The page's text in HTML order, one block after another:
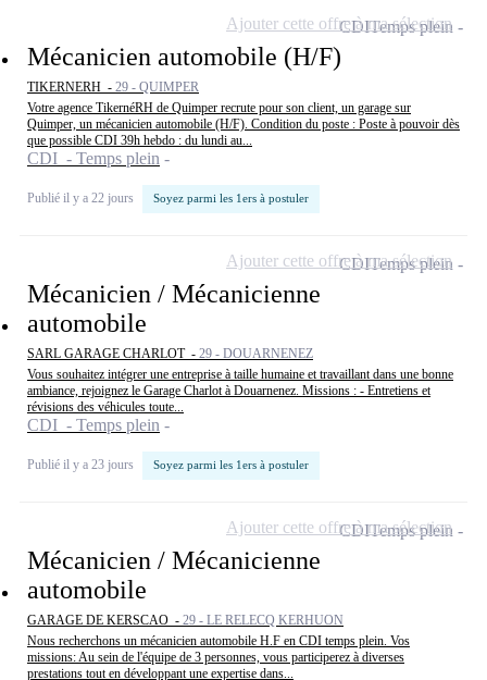
Mécanicien automobile (H/F)
TIKERNERH - 29 - QUIMPER
Votre agence TikernéRH de Quimper recrute pour son client, un garage sur
Quimper, un mécanicien automobile (H/F). Condition du poste : Poste à pouvoir dès
que possible CDI 39h hebdo : du lundi au...
CDI - Temps plein
Publié il y a 22 jours Soyez parmi les 1ers à postuler
CDITemps plein
Ajouter cette offre à ma sélection
Mécanicien / Mécanicienne
automobile
SARL GARAGE CHARLOT - 29 - DOUARNENEZ
Vous souhaitez intégrer une entreprise à taille humaine et travaillant dans une bonne
ambiance, rejoignez le Garage Charlot à Douarnenez. Missions : - Entretiens et
révisions des véhicules toute...
CDI - Temps plein
Publié il y a 23 jours Soyez parmi les 1ers à postuler
CDITemps plein
Ajouter cette offre à ma sélection
Mécanicien / Mécanicienne
automobile
GARAGE DE KERSCAO - 29 - LE RELECQ KERHUON
Nous recherchons un mécanicien automobile H.F en CDI temps plein. Vos
missions: Au sein de l'équipe de 3 personnes, vous participerez à diverses
prestations tout en développant une expertise dans...
CDITemps plein
Ajouter cette offre à ma sélection